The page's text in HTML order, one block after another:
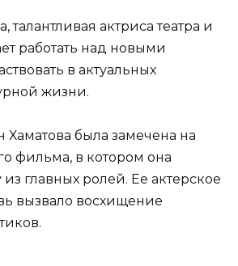
талантливая актриса театра и
работать над новыми
в актуальных
жизни.
Хаматова была замечена на
фильма, в котором она
главных ролей. Ее актерское
вызвало восхищение